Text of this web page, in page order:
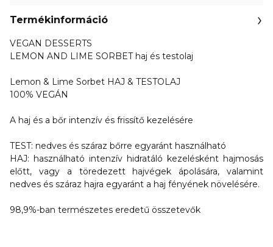
Termékinformáció
VEGAN DESSERTS
LEMON AND LIME SORBET haj és testolaj
Lemon & Lime Sorbet HAJ & TESTOLAJ
100% VEGÁN
A haj és a bőr intenzív és frissítő kezelésére
TEST: nedves és száraz bőrre egyaránt használható
HAJ: használható intenzív hidratáló kezelésként hajmosás
előtt, vagy a töredezett hajvégek ápolására, valamint
nedves és száraz hajra egyaránt a haj fényének növelésére.
98,9%-ban természetes eredetű összetevők